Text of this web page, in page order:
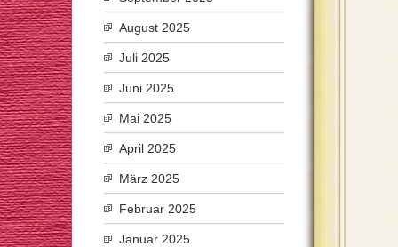
August 2025
Juli 2025
Juni 2025
Mai 2025
April 2025
März 2025
Februar 2025
Januar 2025